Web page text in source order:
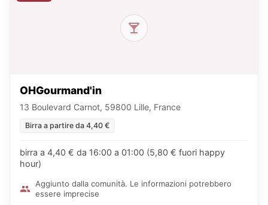
OHGourmand'in
13 Boulevard Carnot, 59800 Lille, France
Birra a partire da 4,40 €
birra a 4,40 € da 16:00 a 01:00 (5,80 € fuori happy
hour)
Aggiunto dalla comunità. Le informazioni potrebbero
essere imprecise